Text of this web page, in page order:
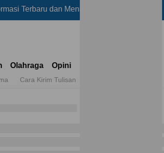
dan Menarik Lainnya Hanya di Reportase
Olahraga Opini
Cara Kirim Tulisan